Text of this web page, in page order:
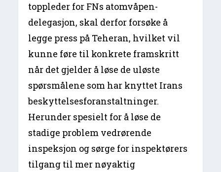
toppleder for FNs atomvåpen-
delegasjon, skal derfor forsøke å
legge press på Teheran, hvilket vil
kunne føre til konkrete framskritt
når det gjelder å løse de uløste
spørsmålene som har knyttet Irans
beskyttelsesforanstaltninger.
Herunder spesielt for å løse de
stadige problem vedrørende
inspeksjon og sørge for inspektørers
tilgang til mer nøyaktig